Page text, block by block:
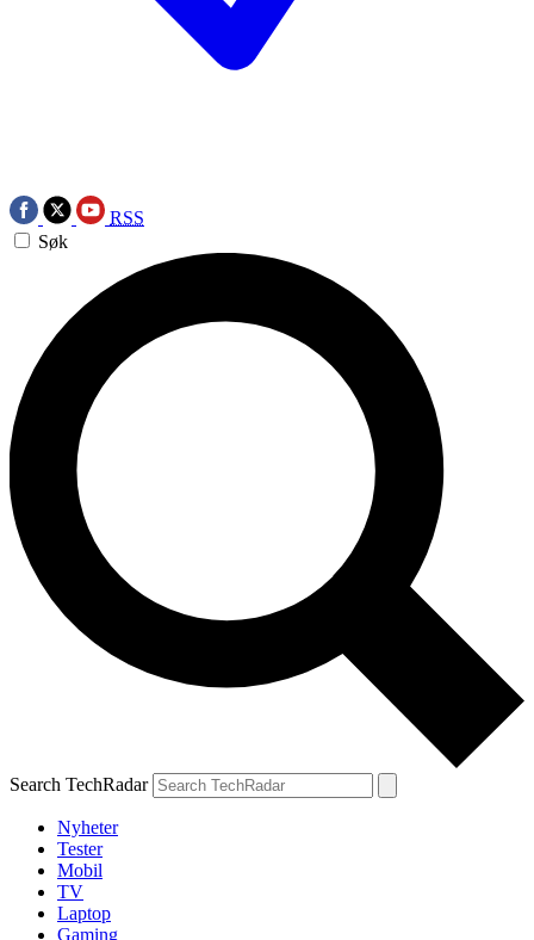
RSS
Søk
Search TechRadar
Nyheter
Tester
Mobil
TV
Laptop
Gaming